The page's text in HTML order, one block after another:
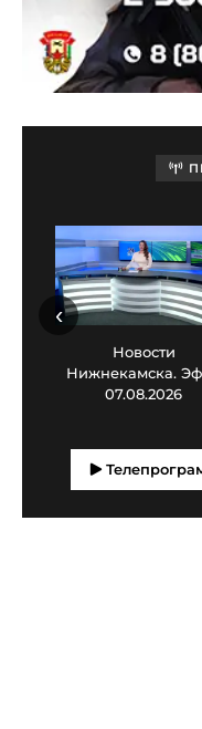
Новости
Нижнекамска.
07.08.2026
‹